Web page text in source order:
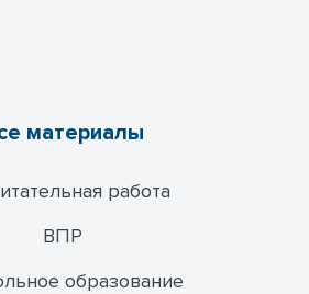
материалы
работа
ВПР
образование